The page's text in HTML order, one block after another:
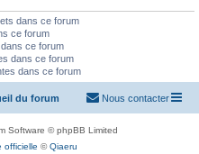
dans ce forum
ce forum
ce forum
dans ce forum
dans ce forum
du forum Nous contacter
Software © phpBB Limited
officielle ©Qiaeru